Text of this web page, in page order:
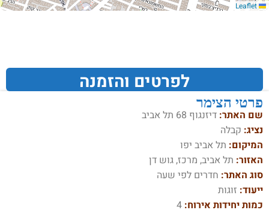
לפרטים והזמנה
פרטי הצימר
שם האתר: דיזנגוף 68 תל אביב
נציג: קבלה
המיקום: תל אביב יפו
האזור: תל אביב, מרכז, גוש דן
סוג האתר: חדרים לפי שעה
ייעוד: זוגות
כמות יחידות אירוח: 4